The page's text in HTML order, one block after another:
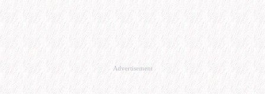
Advertisement